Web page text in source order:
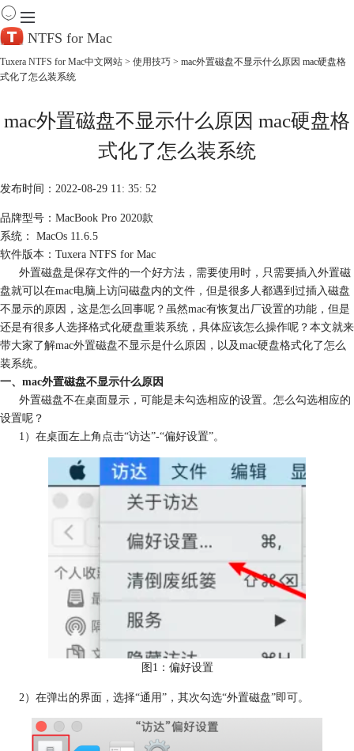
NTFS for Mac
下 载
购买
Tuxera NTFS for Mac中文网站 > 使用技巧 > mac外置磁盘不显示什么原因 mac硬盘格
式化了怎么装系统
mac外置磁盘不显示什么原因 mac硬盘格
式化了怎么装系统
发布时间：2022-08-29 11: 35: 52
品牌型号：MacBook Pro 2020款
系统： MacOs 11.6.5
软件版本：Tuxera NTFS for Mac
外置磁盘是保存文件的一个好方法，需要使用时，只需要插入外置磁
盘就可以在mac电脑上访问磁盘内的文件，但是很多人都遇到过插入磁盘
不显示的原因，这是怎么回事呢？虽然mac有恢复出厂设置的功能，但是
还是有很多人选择格式化硬盘重装系统，具体应该怎么操作呢？本文就来
带大家了解mac外置磁盘不显示是什么原因，以及mac硬盘格式化了怎么
装系统。
一、mac外置磁盘不显示什么原因
外置磁盘不在桌面显示，可能是未勾选相应的设置。怎么勾选相应的
设置呢？
1）在桌面左上角点击“访达”-“偏好设置”。
图1：偏好设置
2）在弹出的界面，选择“通用”，其次勾选“外置磁盘”即可。